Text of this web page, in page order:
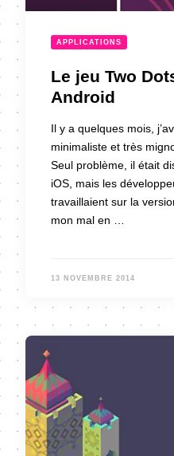
APPLICATIONS
Le jeu Two
Android
Il y a quelques mois,
minimaliste et très
Seul problème, il était
iOS, mais les
travaillaient sur la
mon mal en …
13 NOVEMBRE 2014